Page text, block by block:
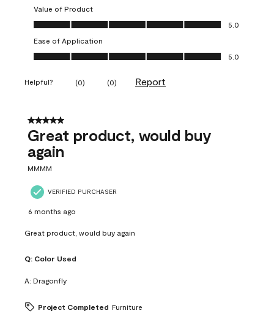
Value of Product
Value of Product, 5.0 out of 5
5.0
Ease of Application
Ease of Application, 5.0 out of 5
5.0
Helpful? (0) (0) Report
5 out of 5 stars.
Great product, would buy
again
MMMM
VERIFIED PURCHASER
6 months ago
Great product, would buy again
Q: Color Used
A: Dragonfly
Project Completed Furniture